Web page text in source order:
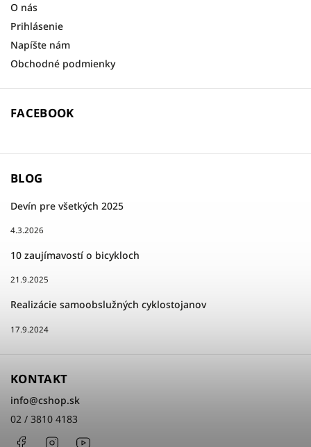
O nás
Prihlásenie
Napíšte nám
Obchodné podmienky
FACEBOOK
BLOG
Devín pre všetkých 2025
4.3.2026
10 zaujímavostí o bicykloch
21.9.2025
Realizácie samoobslužných cyklostojanov
17.9.2024
KONTAKT
info@cshop.sk
02 / 3810 4183
FacebookInstagram